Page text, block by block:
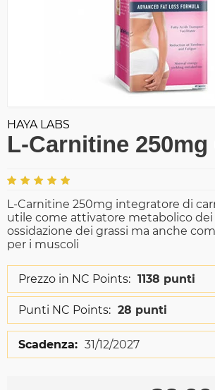
HAYA LABS
L-Carnitine 250mg
L-Carnitine 250mg integratore di
utile come attivatore metabolico dei
ossidazione dei grassi ma anche
per i muscoli
Prezzo in NC Points: 1138 punti
Punti NC Points: 28 punti
Scadenza: 31/12/2027